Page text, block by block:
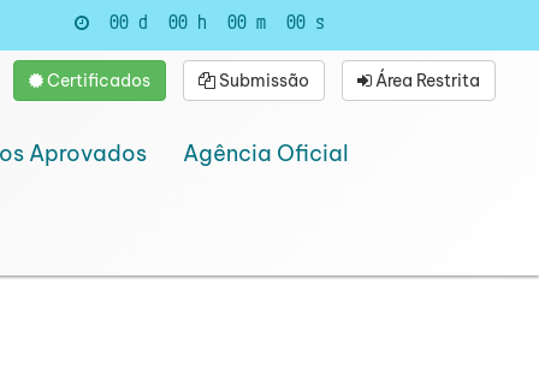
00 d 00 h 00 m 00 s
Certificados Submissão Área Restrita
Aprovados Agência Oficial